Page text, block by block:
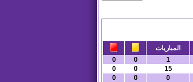
المباريات
1
0
0
15
0
0
0
0
0